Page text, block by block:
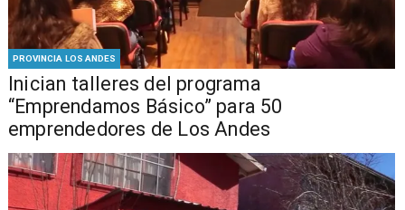
PROVINCIA LOS ANDES
Inician talleres del programa
“Emprendamos Básico” para 50
emprendedores de Los Andes